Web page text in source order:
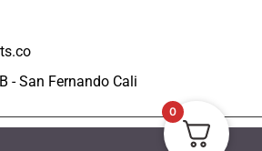
- San Fernando Cali
0